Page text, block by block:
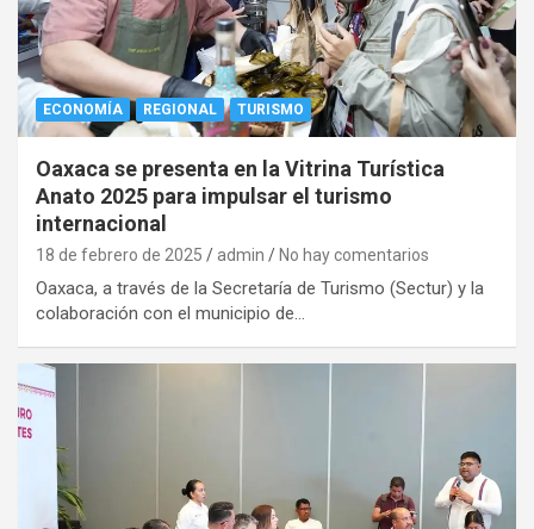
ECONOMÍA REGIONAL TURISMO
Oaxaca se presenta en la Vitrina Turística
Anato 2025 para impulsar el turismo
internacional
18 de febrero de 2025 admin No hay comentarios
Oaxaca, a través de la Secretaría de Turismo (Sectur) y la
colaboración con el municipio de…